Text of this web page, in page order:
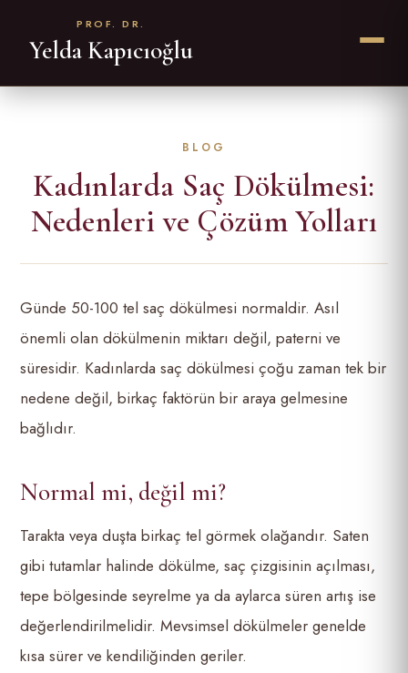
PROF. DR.
Yelda Kapıcıoğlu
Kadınlarda Saç Dökülmesi:
Nedenleri ve Çözüm Yolları
Günde 50-100 tel saç dökülmesi normaldir. Asıl
önemli olan dökülmenin miktarı değil, paterni ve
süresidir. Kadınlarda saç dökülmesi çoğu zaman tek bir
nedene değil, birkaç faktörün bir araya gelmesine
bağlıdır.
Normal mi, değil mi?
Tarakta veya duşta birkaç tel görmek olağandır. Saten
gibi tutamlar halinde dökülme, saç çizgisinin açılması,
tepe bölgesinde seyrelme ya da aylarca süren artış ise
değerlendirilmelidir. Mevsimsel dökülmeler genelde
kısa sürer ve kendiliğinden geriler.